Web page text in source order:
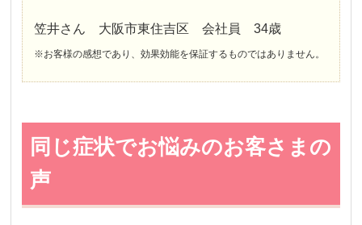
笠井さん 大阪市東住吉区 会社員 34歳
※お客様の感想であり、効果効能を保証するものではありません。
同じ症状でお悩みのお客さまの
声